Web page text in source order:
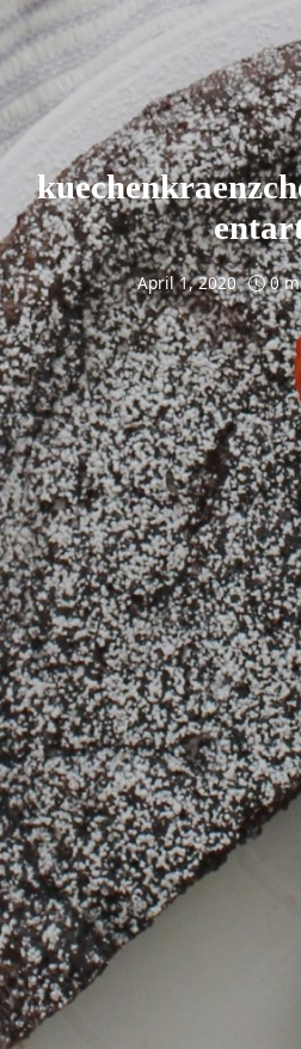
April 1, 2020 0